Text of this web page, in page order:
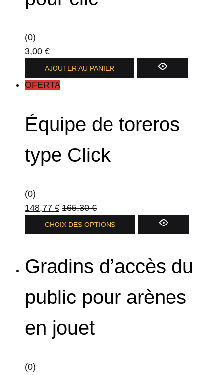
(0)
3,00 €
AJOUTER AU PANIER
OFERTA
Équipe de toreros
type Click
(0)
148,77 € 165,30€
CHOIX DES OPTIONS
Gradins d’accès du
public pour arènes
en jouet
(0)